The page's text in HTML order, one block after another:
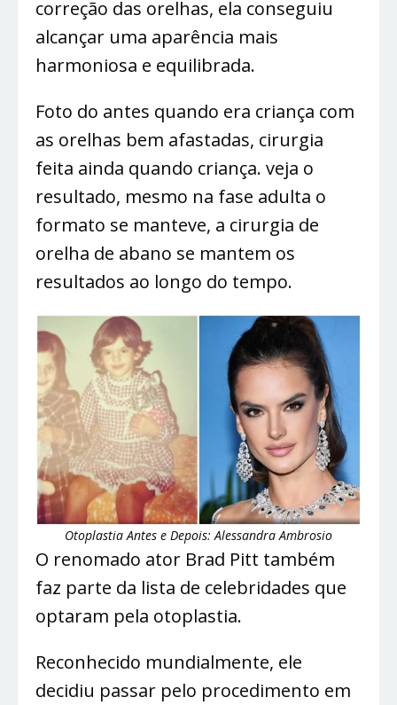
correção das orelhas, ela conseguiu
alcançar uma aparência mais
harmoniosa e equilibrada.
Foto do antes quando era criança com
as orelhas bem afastadas, cirurgia
feita ainda quando criança. veja o
resultado, mesmo na fase adulta o
formato se manteve, a cirurgia de
orelha de abano se mantem os
resultados ao longo do tempo.
Otoplastia Antes e Depois: Alessandra Ambrosio
O renomado ator Brad Pitt também
faz parte da lista de celebridades que
optaram pela otoplastia.
Reconhecido mundialmente, ele
decidiu passar pelo procedimento em